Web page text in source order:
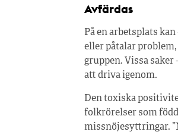
Avfärdas
På en arbetsplats
eller påtalar
gruppen. Vissa saker
att driva igenom.
Den toxiska
folkrörelser som
missnöjesyttringar.